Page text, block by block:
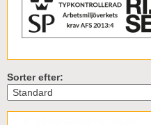
Sorter efter: